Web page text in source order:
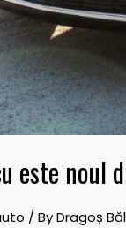
este noul
/ ByDragoș